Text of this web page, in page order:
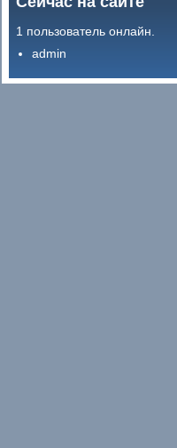
1 пользователь онлайн.
admin